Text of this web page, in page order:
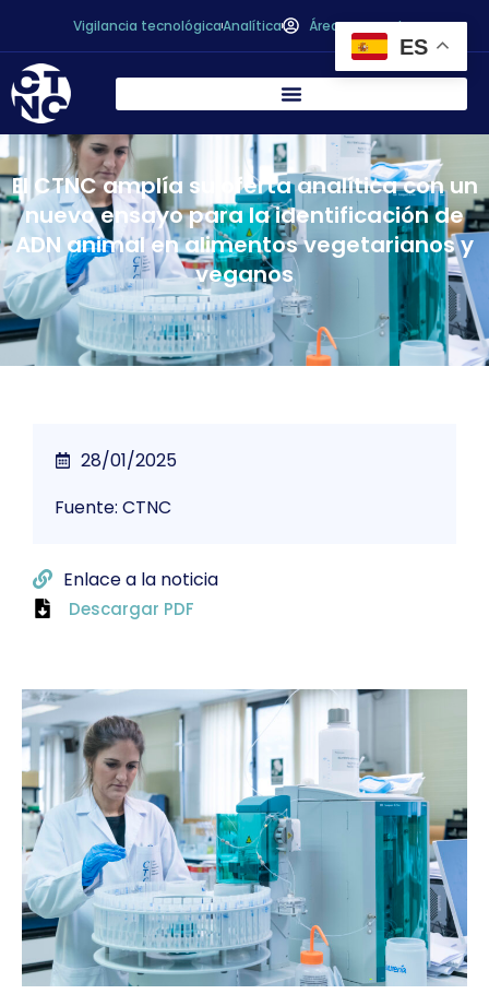
Vigilancia tecnológicaAnalítica Área personal
El CTNC amplía su oferta analítica con un
nuevo ensayo para la identificación de
ADN animal en alimentos vegetarianos y
veganos
28/01/2025
Fuente: CTNC
Enlace a la noticia
Descargar PDF
ES